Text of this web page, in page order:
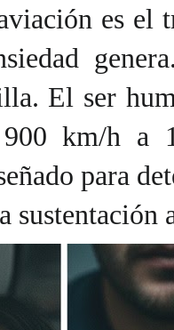
es el
El ser
900 km/h a
para
sustentación